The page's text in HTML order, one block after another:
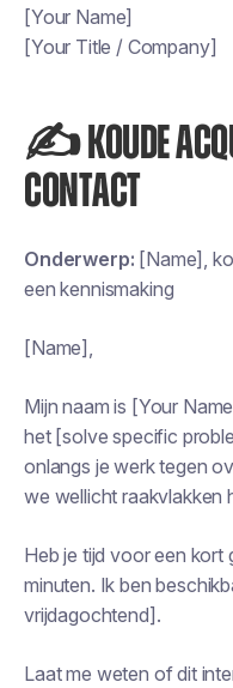
[Your Name]
[Your Title / Company]
✍️ KOUDE
CONTACT
Onderwerp: [Name],
een kennismaking
[Name],
Mijn naam is [Your
het [solve specific
onlangs je werk tegen
we wellicht raakvlakken
Heb je tijd voor een kort
minuten. Ik ben
vrijdagochtend].
Laat me weten of dit